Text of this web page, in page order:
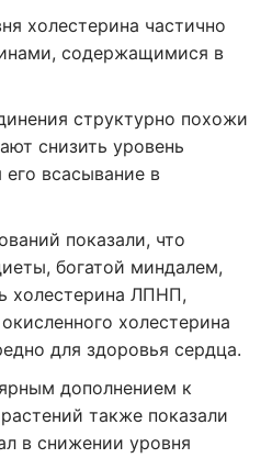
холестерина частично
содержащимися в
структурно похожи
снизить уровень
его всасывание в
показали, что
богатой миндалем,
холестерина ЛПНП,
холестерина
для здоровья сердца.
дополнением к
также показали
в снижении уровня